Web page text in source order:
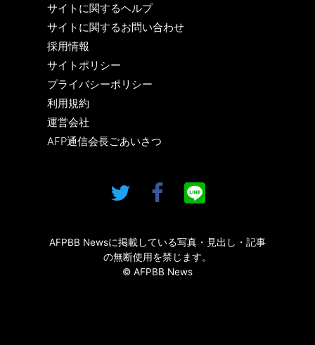
サイトに関するヘルプ
サイトに関するお問い合わせ
採用情報
サイトポリシー
プライバシーポリシー
利用規約
運営会社
AFP通信会長ごあいさつ
AFPBB Newsに掲載している写真・見出し・記事
の無断使用を禁じます。
© AFPBB News